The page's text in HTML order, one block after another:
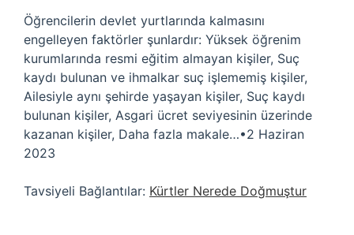
Öğrencilerin devlet yurtlarında kalmasını
engelleyen faktörler şunlardır: Yüksek öğrenim
kurumlarında resmi eğitim almayan kişiler, Suç
kaydı bulunan ve ihmalkar suç işlememiş kişiler,
Ailesiyle aynı şehirde yaşayan kişiler, Suç kaydı
bulunan kişiler, Asgari ücret seviyesinin üzerinde
kazanan kişiler, Daha fazla makale…•2 Haziran
2023
Tavsiyeli Bağlantılar: Kürtler Nerede Doğmuştur